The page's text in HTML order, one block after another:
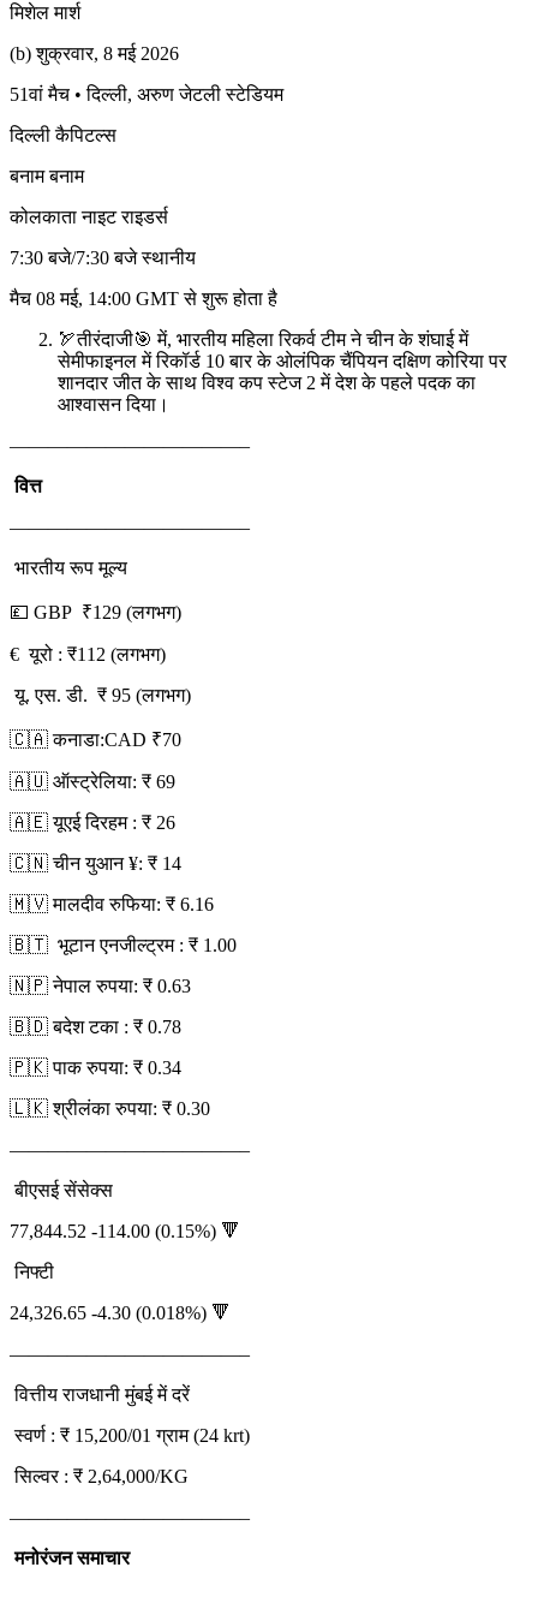
मिशेल मार्श
(b) शुक्रवार, 8 मई 2026
51वां मैच • दिल्ली, अरुण जेटली स्टेडियम
दिल्ली कैपिटल्स
बनाम बनाम
कोलकाता नाइट राइडर्स
7:30 बजे/7:30 बजे स्थानीय
मैच 08 मई, 14:00 GMT से शुरू होता है
🏹तीरंदाजी🎯 में, भारतीय महिला रिकर्व टीम ने चीन के शंघाई में
सेमीफाइनल में रिकॉर्ड 10 बार के ओलंपिक चैंपियन दक्षिण कोरिया पर
शानदार जीत के साथ विश्व कप स्टेज 2 में देश के पहले पदक का
आश्वासन दिया।
————————————–
वित्त
————————————–
भारतीय रूप मूल्य
💷 GBP ₹129 (लगभग)
€ यूरो : ₹112 (लगभग)
यू. एस. डी. ₹ 95 (लगभग)
🇨🇦 कनाडा:CAD ₹70
🇦🇺 ऑस्ट्रेलिया: ₹ 69
🇦🇪 यूएई दिरहम : ₹ 26
🇨🇳 चीन युआन ¥: ₹ 14
🇲🇻 मालदीव रुफिया: ₹ 6.16
🇧🇹 भूटान एनजील्ट्रम : ₹ 1.00
🇳🇵 नेपाल रुपया: ₹ 0.63
🇧🇩 बदेश टका : ₹ 0.78
🇵🇰 पाक रुपया: ₹ 0.34
🇱🇰 श्रीलंका रुपया: ₹ 0.30
————————————–
बीएसई सेंसेक्स
77,844.52 -114.00 (0.15%) 🔻
निफ्टी
24,326.65 -4.30 (0.018%) 🔻
————————————–
वित्तीय राजधानी मुंबई में दरें
स्वर्ण : ₹ 15,200/01 ग्राम (24 krt)
सिल्वर : ₹ 2,64,000/KG
————————————–
मनोरंजन समाचार